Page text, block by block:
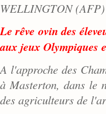
WELLINGTON
Le rêve ovin des
aux jeux Olympiques
A l'approche des
à Masterton, dans le
des agriculteurs de